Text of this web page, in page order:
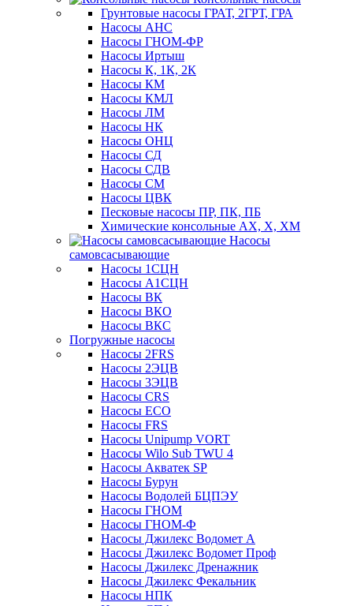
Грунтовые насосы ГРАТ, 2ГРТ, ГРА
Насосы АНС
Насосы ГНОМ-ФР
Насосы Иртыш
Насосы К, 1К, 2К
Насосы КМ
Насосы КМЛ
Насосы ЛМ
Насосы НК
Насосы ОНЦ
Насосы СД
Насосы СДВ
Насосы СМ
Насосы ЦВК
Песковые насосы ПР, ПК, ПБ
Химические консольные АХ, Х, ХМ
Насосы
самовсасывающие
Насосы 1СЦН
Насосы А1СЦН
Насосы ВК
Насосы ВКО
Насосы ВКС
Погружные насосы
Насосы 2FRS
Насосы 2ЭЦВ
Насосы 3ЭЦВ
Насосы CRS
Насосы ECO
Насосы FRS
Насосы Unipump VORT
Насосы Wilo Sub TWU 4
Насосы Акватек SP
Насосы Бурун
Насосы Водолей БЦПЭУ
Насосы ГНОМ
Насосы ГНОМ-Ф
Насосы Джилекс Водомет А
Насосы Джилекс Водомет Проф
Насосы Джилекс Дренажник
Насосы Джилекс Фекальник
Насосы НПК